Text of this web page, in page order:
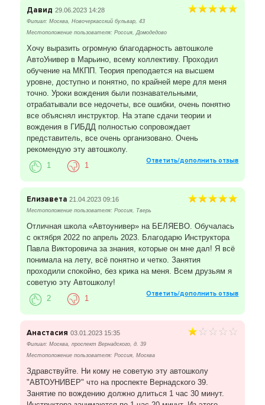
Р-н Куркино
ул. Соколово-Мещерская, д. 29
Р-н Солнцево
Солнцевский проспект, 26
м. Серпуховская
Большой Строченовский переулок, 15А
м. Марьино
Новочеркасский бульвар, 43
м. Римская
Гжельский переулок, д.20
м. Селигерская
Коровинское шоссе 2А, комн.737
м. Дмитровская
Вятская улица, д.49, стр.5
Давид 29.06.2023 14:28
Филиал: Москва, Новочеркасский бульвар, 43
Местоположение пользователя: Россия, Домодедово
Хочу выразить огромную благодарность автошколе
АвтоУнивер в Марьино, всему коллективу. Проходил
обучение на МКПП. Теория преподается на высшем
уровне, доступно и понятно, по крайней мере для меня
точно. Уроки вождения были познавательными,
отрабатывали все недочеты, все ошибки, очень понятно
все объяснял инструктор. На этапе сдачи теории и
вождения в ГИБДД полностью сопровождает
представитель, все очень организовано. Очень
рекомендую эту автошколу.
Ответить/дополнить отзыв
1 1
Елизавета 21.04.2023 09:16
Местоположение пользователя: Россия, Тверь
Отличная школа «Автоунивер» на БЕЛЯЕВО. Обучалась
с октября 2022 по апрель 2023. Благодарю Инструктора
Павла Викторовича за знания, которые он мне дал! Я всё
понимала на лету, всё понятно и четко. Занятия
проходили спокойно, без крика на меня. Всем друзьям я
советую эту Автошколу!
Ответить/дополнить отзыв
2 1
Анастасия 03.01.2023 15:35
Филиал: Москва, проспект Вернадского, д. 39
Местоположение пользователя: Россия, Москва
Здравствуйте. Ни кому не советую эту автошколу
"АВТОУНИВЕР" что на проспекте Вернадского 39.
Занятие по вождению должно длиться 1 час 30 минут.